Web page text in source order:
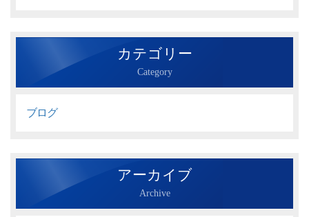
カテゴリー
Category
ブログ
アーカイブ
Archive